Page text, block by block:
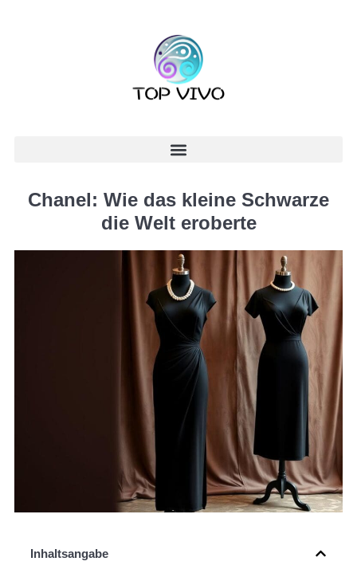
Chanel: Wie das kleine Schwarze
die Welt eroberte
Inhaltsangabe